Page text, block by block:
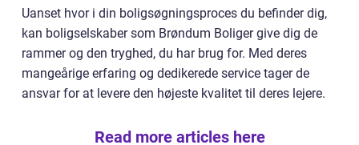
Uanset hvor i din boligsøgningsproces du befinder dig,
kan boligselskaber som Brøndum Boliger give dig de
rammer og den tryghed, du har brug for. Med deres
mangeårige erfaring og dedikerede service tager de
ansvar for at levere den højeste kvalitet til deres lejere.
Read more articles here